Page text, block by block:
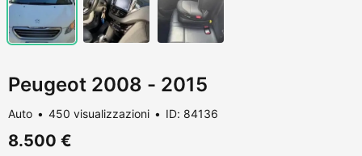
Peugeot 2008 - 2015
Auto 450 visualizzazioni ID: 84136
8.500 €